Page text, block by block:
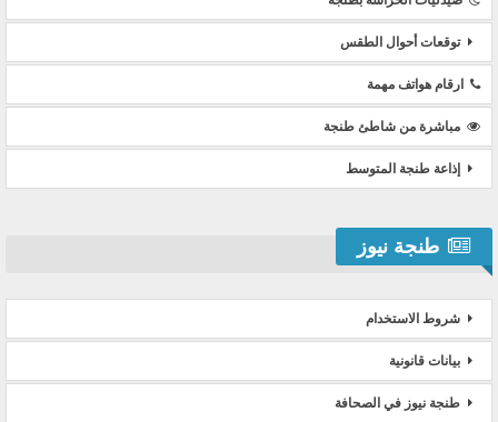
توقعات أحوال الطقس
ارقام هواتف مهمة
مباشرة من شاطئ طنجة
إذاعة طنجة المتوسط
طنجة نيوز
شروط الاستخدام
بيانات قانونية
طنجة نيوز في الصحافة